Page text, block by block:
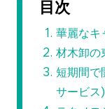
目次
華麗なキ
材木卸の
短期間で
サービス